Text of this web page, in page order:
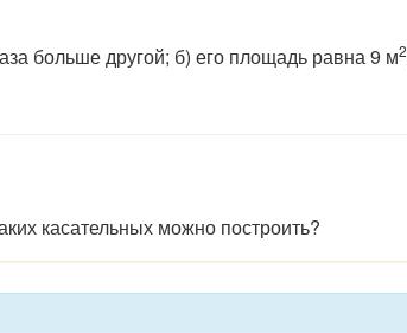
больше другой; б) его площадь равна 9 м2
касательных можно построить?